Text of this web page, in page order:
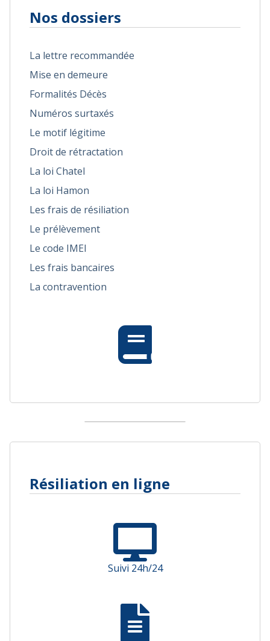
Nos dossiers
La lettre recommandée
Mise en demeure
Formalités Décès
Numéros surtaxés
Le motif légitime
Droit de rétractation
La loi Chatel
La loi Hamon
Les frais de résiliation
Le prélèvement
Le code IMEI
Les frais bancaires
La contravention
Résiliation en ligne
Suivi 24h/24